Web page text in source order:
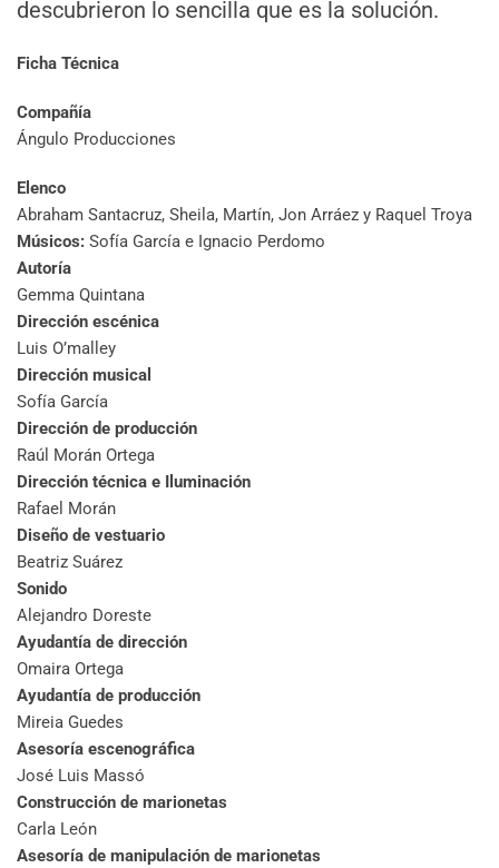
descubrieron lo sencilla que es la solución.
Ficha Técnica
Compañía
Ángulo Producciones
Elenco
Abraham Santacruz, Sheila, Martín, Jon Arráez y Raquel Troya
Músicos: Sofía García e Ignacio Perdomo
Autoría
Gemma Quintana
Dirección escénica
Luis O’malley
Dirección musical
Sofía García
Dirección de producción
Raúl Morán Ortega
Dirección técnica e Iluminación
Rafael Morán
Diseño de vestuario
Beatriz Suárez
Sonido
Alejandro Doreste
Ayudantía de dirección
Omaira Ortega
Ayudantía de producción
Mireia Guedes
Asesoría escenográfica
José Luis Massó
Construcción de marionetas
Carla León
Asesoría de manipulación de marionetas